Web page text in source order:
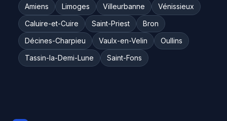
Amiens
Limoges Villeurbanne
Vénissieux
Caluire-et-Cuire
Saint-Priest
Bron
Décines-Charpieu
Vaulx-en-Velin
Oullins
Tassin-la-Demi-Lune
Saint-Fons